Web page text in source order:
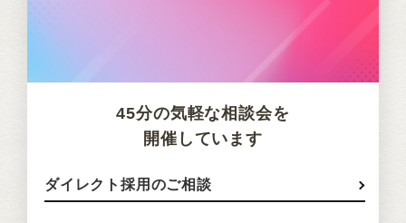
45分の気軽な相談会を
開催しています
ダイレクト採用のご相談